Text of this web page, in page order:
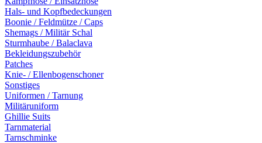
Hals- und Kopfbedeckungen
Boonie / Feldmütze / Caps
Shemags / Militär Schal
Sturmhaube / Balaclava
Bekleidungszubehör
Patches
Knie- / Ellenbogenschoner
Sonstiges
Uniformen / Tarnung
Militäruniform
Ghillie Suits
Tarnmaterial
Tarnschminke